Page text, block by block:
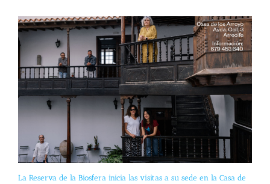
La Reserva de la Biosfera inicia las visitas a su sede en la Casa de